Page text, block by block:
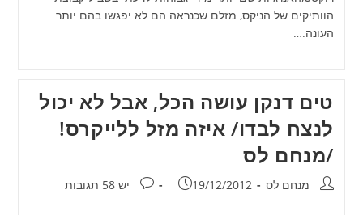
הוותיקים של הניקס, מזלם שכנראה הם לא יפגשו בהם יותר
העונה.…
טים דנקן עושה הכל, אבל לא יכול
לנצח לבדו/ איזה מזל ללייקרס!
/מנחם לס
מחבר:מנחם לס פורסם:
19/12/2012 תגובות:
יש 58 תגובות